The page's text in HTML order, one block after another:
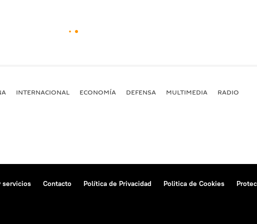
INTERNACIONAL ECONOMÍA DEFENSA MULTIMEDIA RADIO
servicios Contacto Política de Privacidad Politica de Cookies